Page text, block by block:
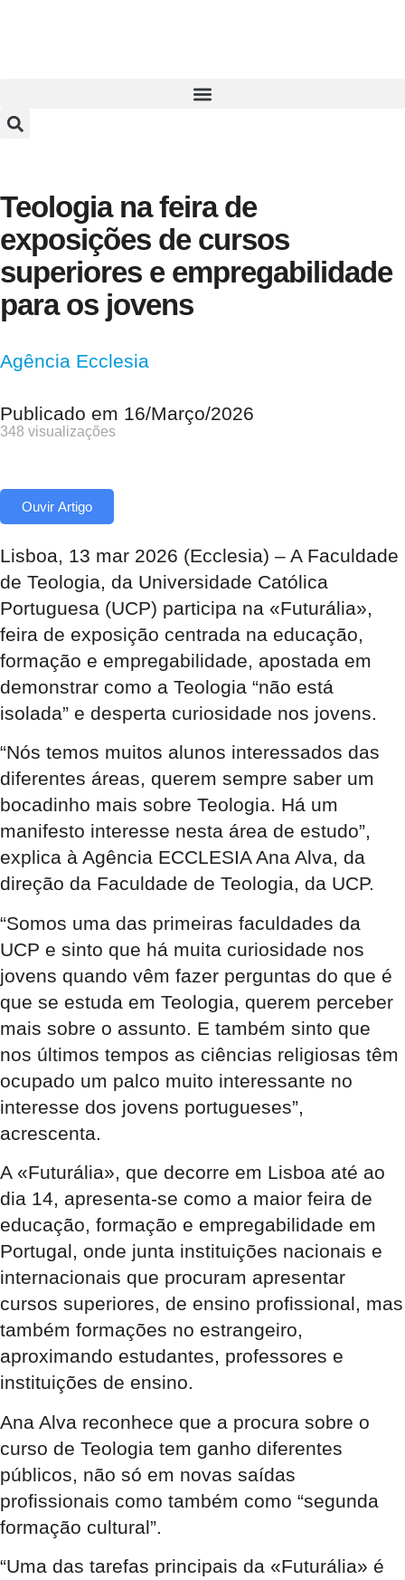
Teologia na feira de
exposições de cursos
superiores e empregabilidade
para os jovens
Agência Ecclesia
Publicado em 16/Março/2026
348 visualizações
Ouvir Artigo
Lisboa, 13 mar 2026 (Ecclesia) – A Faculdade
de Teologia, da Universidade Católica
Portuguesa (UCP) participa na «Futurália»,
feira de exposição centrada na educação,
formação e empregabilidade, apostada em
demonstrar como a Teologia “não está
isolada” e desperta curiosidade nos jovens.
“Nós temos muitos alunos interessados das
diferentes áreas, querem sempre saber um
bocadinho mais sobre Teologia. Há um
manifesto interesse nesta área de estudo”,
explica à Agência ECCLESIA Ana Alva, da
direção da Faculdade de Teologia, da UCP.
“Somos uma das primeiras faculdades da
UCP e sinto que há muita curiosidade nos
jovens quando vêm fazer perguntas do que é
que se estuda em Teologia, querem perceber
mais sobre o assunto. E também sinto que
nos últimos tempos as ciências religiosas têm
ocupado um palco muito interessante no
interesse dos jovens portugueses”,
acrescenta.
A «Futurália», que decorre em Lisboa até ao
dia 14, apresenta-se como a maior feira de
educação, formação e empregabilidade em
Portugal, onde junta instituições nacionais e
internacionais que procuram apresentar
cursos superiores, de ensino profissional, mas
também formações no estrangeiro,
aproximando estudantes, professores e
instituições de ensino.
Ana Alva reconhece que a procura sobre o
curso de Teologia tem ganho diferentes
públicos, não só em novas saídas
profissionais como também como “segunda
formação cultural”.
“Uma das tarefas principais da «Futurália» é